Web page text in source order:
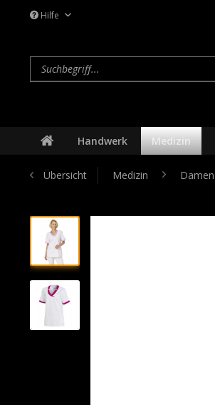
Hilfe
Handwerk Medizin
Übersicht Medizin Damen